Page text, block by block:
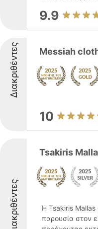
9.9
Διακριθέντες Messiah
10
Διακριθέντες
Tsakiris
Η Tsakiris Mallas
παρουσία στον